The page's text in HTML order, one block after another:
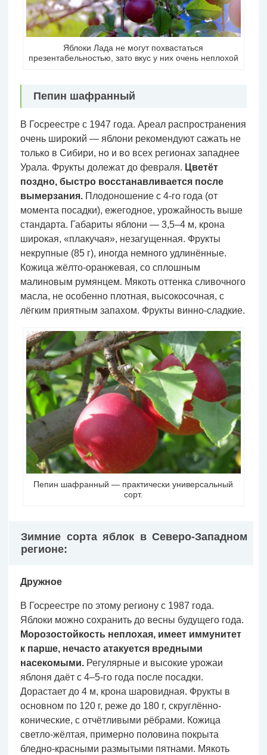
Яблоки Лада не могут похвастаться
презентабельностью, зато вкус у них очень неплохой
Пепин шафранный
В Госреестре с 1947 года. Ареал распространения
очень широкий — яблони рекомендуют сажать не
только в Сибири, но и во всех регионах западнее
Урала. Фрукты долежат до февраля. Цветёт
поздно, быстро восстанавливается после
вымерзания. Плодоношение с 4-го года (от
момента посадки), ежегодное, урожайность выше
стандарта. Габариты яблони — 3,5–4 м, крона
широкая, «плакучая», незагущенная. Фрукты
некрупные (85 г), иногда немного удлинённые.
Кожица жёлто-оранжевая, со сплошным
малиновым румянцем. Мякоть оттенка сливочного
масла, не особенно плотная, высокосочная, с
лёгким приятным запахом. Фрукты винно-сладкие.
Пепин шафранный — практически универсальный
сорт.
Зимние сорта яблок в Северо-Западном
регионе:
Дружное
В Госреестре по этому региону с 1987 года.
Яблоки можно сохранить до весны будущего года.
Морозостойкость неплохая, имеет иммунитет
к парше, нечасто атакуется вредными
насекомыми. Регулярные и высокие урожаи
яблоня даёт с 4–5-го года после посадки.
Дорастает до 4 м, крона шаровидная. Фрукты в
основном по 120 г, реже до 180 г, скруглённо-
конические, с отчётливыми рёбрами. Кожица
светло-жёлтая, примерно половина покрыта
бледно-красными размытыми пятнами. Мякоть